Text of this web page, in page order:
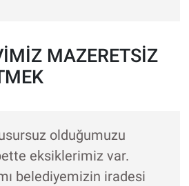
MAZERETSİZ
olduğumuzu
eksiklerimiz var.
belediyemizin iradesi